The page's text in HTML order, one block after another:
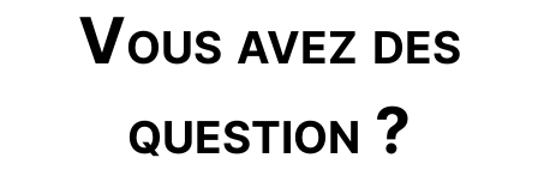
Vous avez des
question ?